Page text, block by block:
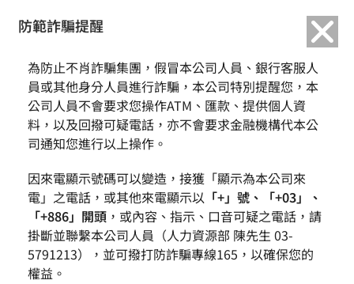
防範詐騙提醒
為防止不肖詐騙集團，假冒本公司人員、銀行客服人
員或其他身分人員進行詐騙，本公司特別提醒您，本
公司人員不會要求您操作ATM、匯款、提供個人資
料，以及回撥可疑電話，亦不會要求金融機構代本公
司通知您進行以上操作。
因來電顯示號碼可以變造，接獲「顯示為本公司來
電」之電話，或其他來電顯示以 「+」號、「+03」、
「+886」開頭 ，或內容、指示、口音可疑之電話，請
掛斷並聯繫本公司人員（人力資源部 陳先生 03-
5791213），並可撥打防詐騙專線165，以確保您的
權益。